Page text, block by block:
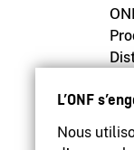
L’ONF
Nous